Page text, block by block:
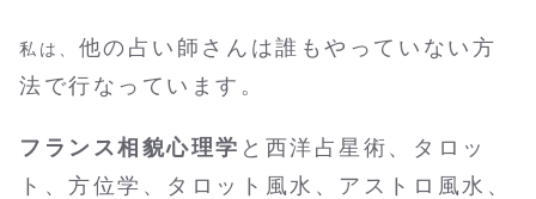
私は、 他の占い師さんは誰もやっていない方
法で行なっています。
フランス相貌心理学 と西洋占星術、タロッ
ト、方位学、タロット風水、アストロ風水、